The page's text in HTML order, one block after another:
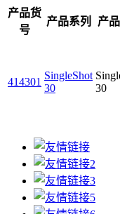
产品货
号
产品系列 产
414301
SingleShot
30
30